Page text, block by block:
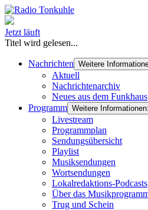
Jetzt läuft
Titel wird gelesen...
Nachrichten Weitere
Aktuell
Nachrichtenarchiv
Neues aus dem Funkhaus
Programm Weitere
Livestream
Programmplan
Sendungsübersicht
Playlist
Musiksendungen
Wortsendungen
Lokalredaktions-Podcasts
Über das
Trug und Schein